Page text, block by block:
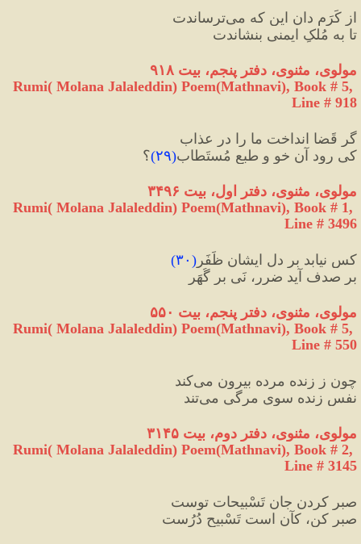
از کَرَم دان این که می‌ترساندت
تا به مُلکِ ایمنی بنشاندت
مولوی، مثنوی، دفتر پنجم، بیت ۹۱۸
Rumi( Molana Jalaleddin) Poem(Mathnavi), Book # 5,
Line # 918
گر قَضا انداخت ما را در عذاب
کی رود آن خو و طبع مُستَطاب(۲۹)؟
مولوی، مثنوی، دفتر اول، بیت ۳۴۹۶
Rumi( Molana Jalaleddin) Poem(Mathnavi), Book # 1,
Line # 3496
کس نیابد بر دلِ ایشان ظَفَر ( ۳۰)
بر صدف آید ضرر، نَی بر گُهَر
مولوی، مثنوی، دفتر پنجم، بیت ۵۵۰
Rumi( Molana Jalaleddin) Poem(Mathnavi), Book # 5,
Line # 550
چون ز زنده مرده بیرون می‌کند
نفسِ زنده سوی مرگی می‌تند
مولوی، مثنوی، دفتر دوم، بیت ۳۱۴۵
Rumi( Molana Jalaleddin) Poem(Mathnavi), Book # 2,
Line # 3145
صبر کردن جان تَسْبیحات توست
صبر کن، کآن است تَسْبیح دُرُست